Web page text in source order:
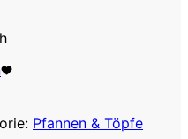
Pfannen & Töpfe